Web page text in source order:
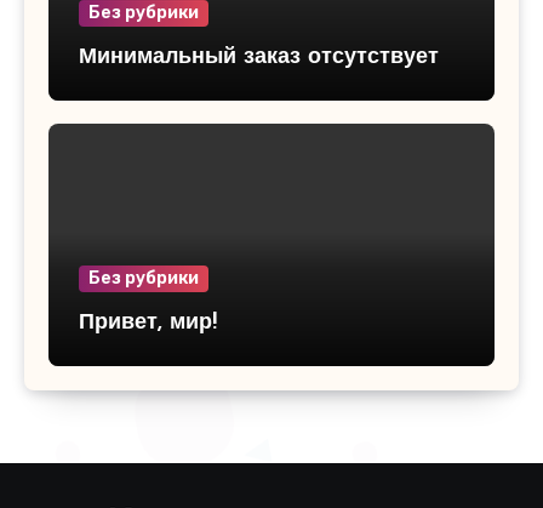
Без рубрики
Минимальный заказ отсутствует
Без рубрики
Привет, мир!